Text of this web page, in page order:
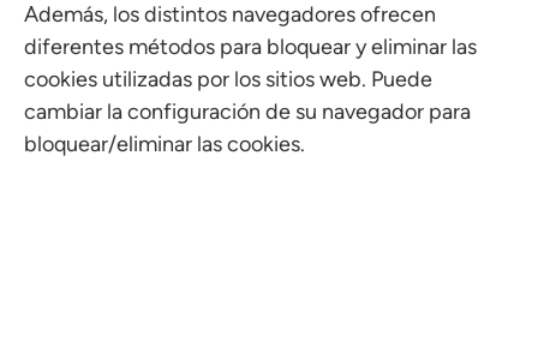
Además, los distintos navegadores ofrecen
diferentes métodos para bloquear y eliminar las
cookies utilizadas por los sitios web. Puede
cambiar la configuración de su navegador para
bloquear/eliminar las cookies.